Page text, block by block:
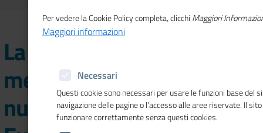
La strategia dell’Ue sul
mercato del lavoro nel
nuovo numero di Mosaico
Per vedere la Cookie Policy completa, clicchi Maggiori
Maggiori informazioni
Necessari
Questi cookie sono necessari per usare le funzioni base del
navigazione delle pagine o l'accesso alle aree riservate. Il
funzionare correttamente senza questi cookies.